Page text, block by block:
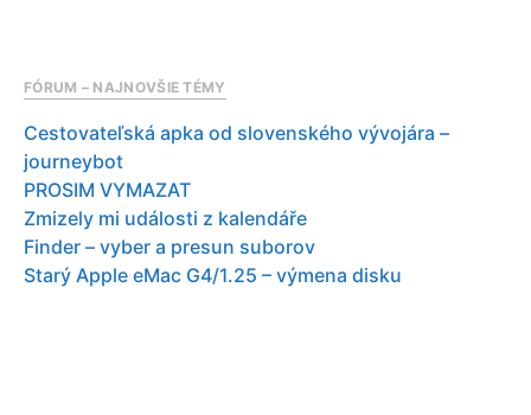
FÓRUM – NAJNOVŠIE TÉMY
Cestovateľská apka od slovenského vývojára –
journeybot
PROSIM VYMAZAT
Zmizely mi události z kalendáře
Finder – vyber a presun suborov
Starý Apple eMac G4/1.25 – výmena disku